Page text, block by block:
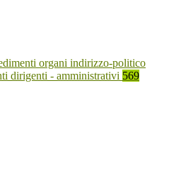
organi indirizzo-politico
dirigenti - amministrativi 569